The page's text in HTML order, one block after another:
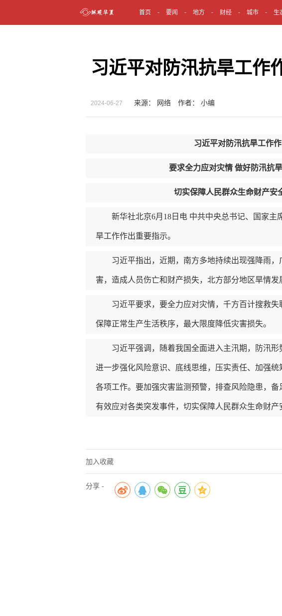
首页 要闻 地方 财经 城市 生
习近平对防汛抗旱工作
2024-06-27 来源： 网络 作者： 小编
习近平对防汛抗旱工作
要求全力应对灾情 做好防汛抗旱
切实保障人民群众生命财产安
新华社北京6月18日电 中共中央总书记、国家主
旱工作作出重要指示。
习近平指出，近期，南方多地持续出现强降雨，
害，造成人员伤亡和财产损失，北方部分地区旱情发
习近平要求，要全力应对灾情，千方百计搜救失
保障正常生产生活秩序，最大限度降低灾害损失。
习近平强调，随着我国全面进入主汛期，防汛形
进一步强化风险意识、底线思维，压实责任、加强
各项工作。要加强灾害监测预警，排查风险隐患，
有效应对各类突发事件，切实保障人民群众生命财产
加入收藏
分享 -